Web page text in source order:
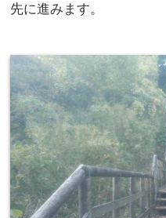
先に進みます。